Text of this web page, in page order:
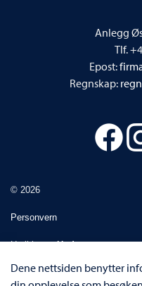
Anlegg
Tlf.
Epost:
Regnskap:
© 2026
Personvern
Utviklet avUpday
Dene nettsiden benytter